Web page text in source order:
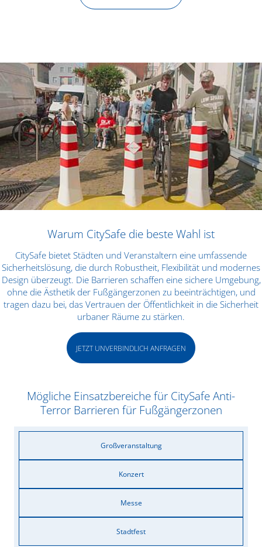
Warum CitySafe die beste Wahl ist
CitySafe bietet Städten und Veranstaltern eine umfassende
Sicherheitslösung, die durch Robustheit, Flexibilität und modernes
Design überzeugt. Die Barrieren schaffen eine sichere Umgebung,
ohne die Ästhetik der Fußgängerzonen zu beeinträchtigen, und
tragen dazu bei, das Vertrauen der Öffentlichkeit in die Sicherheit
urbaner Räume zu stärken.
JETZT UNVERBINDLICH ANFRAGEN
Mögliche Einsatzbereiche für CitySafe Anti-
Terror Barrieren für Fußgängerzonen
Großveranstaltung
Konzert
Messe
Stadtfest